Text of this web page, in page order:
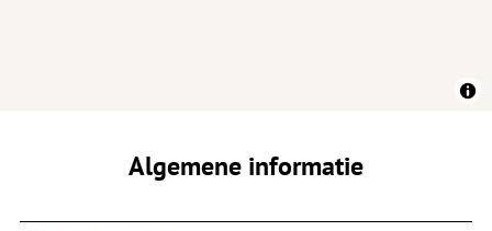
Algemene informatie